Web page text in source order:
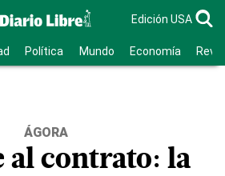
Edición USA
Política Mundo Economía
ÁGORA
al contrato: la